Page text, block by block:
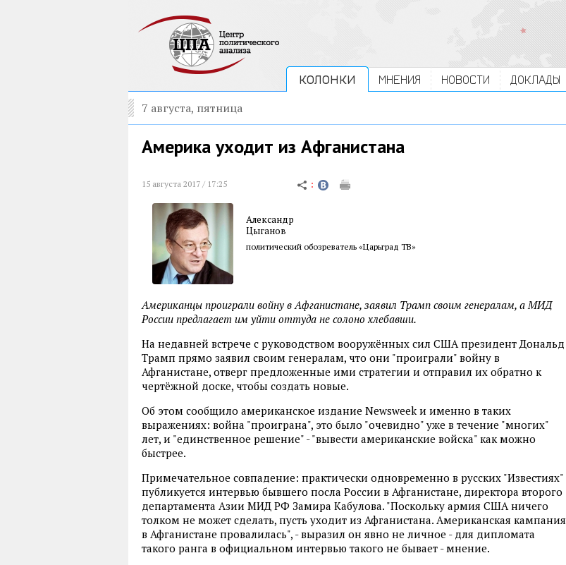
КОЛОНКИ МНЕНИЯ НОВОСТИ ДОКЛАДЫ
7 августа, пятница
Америка уходит из Афганистана
15 августа 2017 / 17:25
Александр
Цыганов
политический обозреватель «Царьград ТВ»
Американцы проиграли войну в Афганистане, заявил Трамп своим генералам, а МИД
России предлагает им уйти оттуда не солоно хлебавши.
На недавней встрече с руководством вооружённых сил США президент Дональд
Трамп прямо заявил своим генералам, что они "проиграли" войну в
Афганистане, отверг предложенные ими стратегии и отправил их обратно к
чертёжной доске, чтобы создать новые.
Об этом сообщило американское издание Newsweek и именно в таких
выражениях: война "проиграна", это было "очевидно" уже в течение "многих"
лет, и "единственное решение" - "вывести американские войска" как можно
быстрее.
Примечательное совпадение: практически одновременно в русских "Известиях"
публикуется интервью бывшего посла России в Афганистане, директора второго
департамента Азии МИД РФ Замира Кабулова. "Поскольку армия США ничего
толком не может сделать, пусть уходит из Афганистана. Американская кампания
в Афганистане провалилась", - выразил он явно не личное - для дипломата
такого ранга в официальном интервью такого не бывает - мнение.